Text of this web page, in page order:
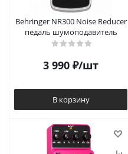
Behringer NR300 Noise Reducer
педаль шумоподавитель
3 990 ₽/шт
В корзину